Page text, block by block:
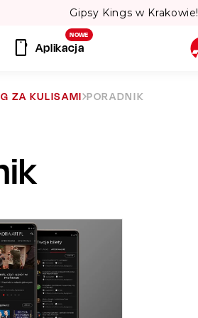
NOWE
Aplikacja
ZA KULISAMI PORADNIK